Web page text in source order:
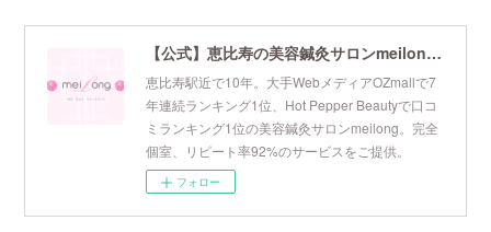
【公式】恵比寿の美容鍼灸サロンmeilong｜ツボを押さえた針・お灸の治療で美容と健康を叶えます
恵比寿駅近で10年。大手WebメディアOZmallで7
年連続ランキング1位、Hot Pepper Beautyで口コ
ミランキング1位の美容鍼灸サロンmeilong。完全
個室、リピート率92%のサービスをご提供。
フォロー